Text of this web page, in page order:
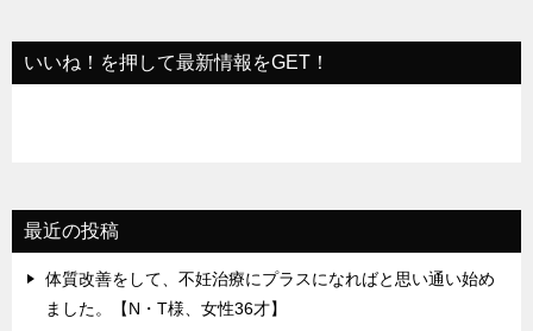
ョ
ン
いいね！を押して最新情報をGET！
最近の投稿
体質改善をして、不妊治療にプラスになればと思い通い始め
ました。【N・T様、女性36才】